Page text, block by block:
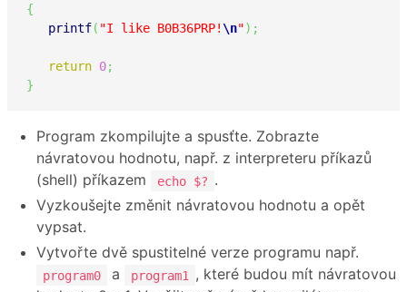
{
printf( "I like B0B36PRP! \n") ;
return 0;
}
Program zkompilujte a spusťte. Zobrazte
návratovou hodnotu, např. z interpreteru příkazů
(shell) příkazem
echo $? .
Vyzkoušejte změnit návratovou hodnotu a opět
vypsat.
Vytvořte dvě spustitelné verze programu např.
program0 a program1
, které budou mít návratovou